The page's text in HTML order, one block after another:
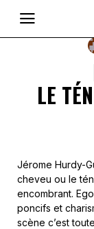
LE
Jérome Hurdy-
cheveu ou le
encombrant.
poncifs et
scène c’est